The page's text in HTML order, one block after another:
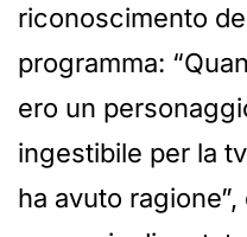
riconoscimento
programma:
ero un
ingestibile per la
ha avuto